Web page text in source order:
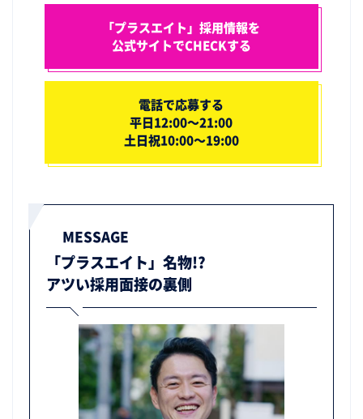
「プラスエイト」採用情報を
公式サイトでCHECKする
電話で応募する
平日12:00～21:00
土日祝10:00～19:00
MESSAGE
「プラスエイト」名物!?
アツい採用面接の裏側